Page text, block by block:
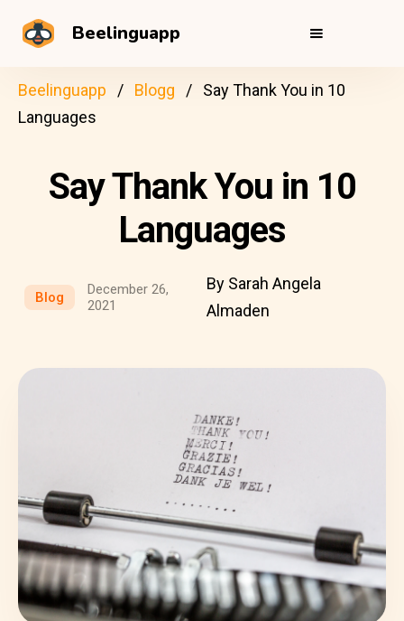
Beelinguapp
Beelinguapp Blogg
Say Thank You in 10
Languages
Say Thank You in 10
Languages
Blog
December 26,
2021
By Sarah Angela
Almaden